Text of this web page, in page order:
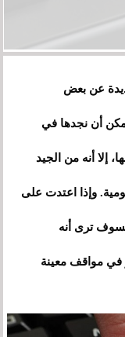
عن بعض
يمكن أن نجدها في
إلا أنه من الجيد
وإذا اعتدت على
فسوف ترى أنه
في مواقف معينة